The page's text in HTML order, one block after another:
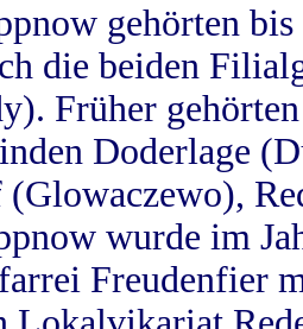
gehörten
die beiden
Früher
Doderlage
wurde im
Freudenfier